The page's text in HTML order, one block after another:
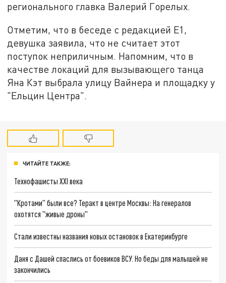
регионального главка Валерий Горелых.
Отметим, что в беседе с редакцией Е1,
девушка заявила, что не считает этот
поступок неприличным. Напомним, что в
качестве локаций для вызывающего танца
Яна Кэт выбрала улицу Вайнера и площадку у
"Ельцин Центра".
ЧИТАЙТЕ ТАКЖЕ:
Технофашисты XXI века
"Кротами" были все? Теракт в центре Москвы: На генералов
охотятся "живые дроны"
Стали известны названия новых остановок в Екатеринбурге
Даня с Дашей спаслись от боевиков ВСУ. Но беды для малышей не
закончились